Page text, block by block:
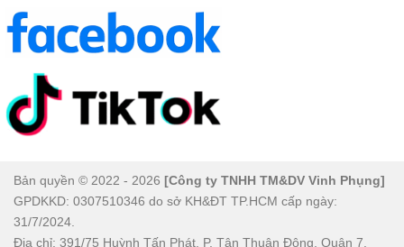
Bản quyền © 2022 - 2026 [Công ty TNHH TM&DV Vinh Phụng]
GPDKKD: 0307510346 do sở KH&ĐT TP.HCM cấp ngày:
31/7/2024.
Địa chỉ: 391/75 Huỳnh Tấn Phát, P. Tân Thuận Đông, Quận 7.